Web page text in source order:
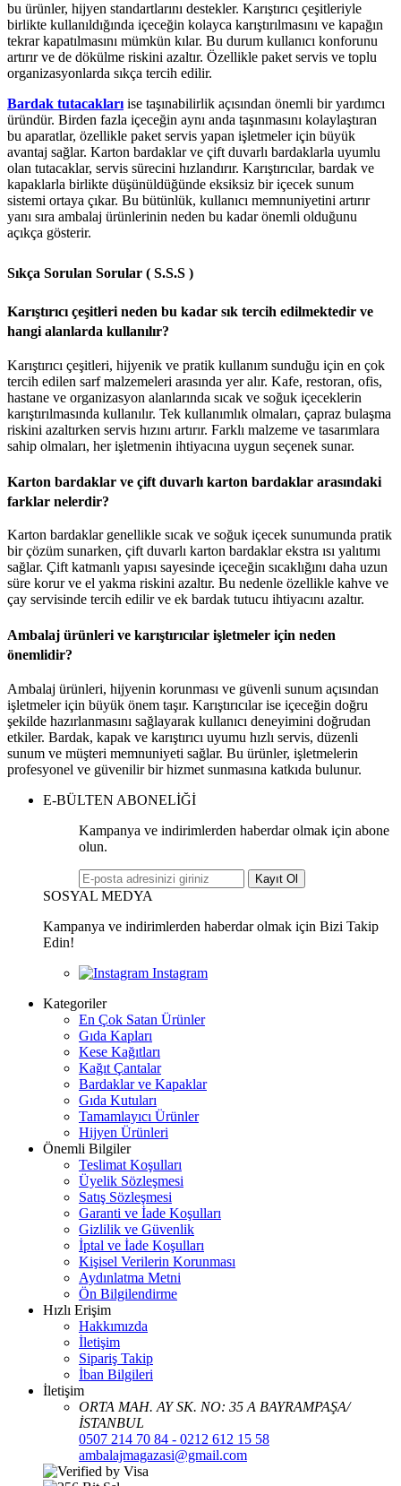
bu ürünler, hijyen standartlarını destekler. Karıştırıcı çeşitleriyle
birlikte kullanıldığında içeceğin kolayca karıştırılmasını ve kapağın
tekrar kapatılmasını mümkün kılar. Bu durum kullanıcı konforunu
artırır ve de dökülme riskini azaltır. Özellikle paket servis ve toplu
organizasyonlarda sıkça tercih edilir.
Bardak tutacaklarıise taşınabilirlik açısından önemli bir yardımcı
üründür. Birden fazla içeceğin aynı anda taşınmasını kolaylaştıran
bu aparatlar, özellikle paket servis yapan işletmeler için büyük
avantaj sağlar. Karton bardaklar ve çift duvarlı bardaklarla uyumlu
olan tutacaklar, servis sürecini hızlandırır. Karıştırıcılar, bardak ve
kapaklarla birlikte düşünüldüğünde eksiksiz bir içecek sunum
sistemi ortaya çıkar. Bu bütünlük, kullanıcı memnuniyetini artırır
yanı sıra ambalaj ürünlerinin neden bu kadar önemli olduğunu
açıkça gösterir.
Sıkça Sorulan Sorular ( S.S.S )
Karıştırıcı çeşitleri neden bu kadar sık tercih edilmektedir ve
hangi alanlarda kullanılır?
Karıştırıcı çeşitleri, hijyenik ve pratik kullanım sunduğu için en çok
tercih edilen sarf malzemeleri arasında yer alır. Kafe, restoran, ofis,
hastane ve organizasyon alanlarında sıcak ve soğuk içeceklerin
karıştırılmasında kullanılır. Tek kullanımlık olmaları, çapraz bulaşma
riskini azaltırken servis hızını artırır. Farklı malzeme ve tasarımlara
sahip olmaları, her işletmenin ihtiyacına uygun seçenek sunar.
Karton bardaklar ve çift duvarlı karton bardaklar arasındaki
farklar nelerdir?
Karton bardaklar genellikle sıcak ve soğuk içecek sunumunda pratik
bir çözüm sunarken, çift duvarlı karton bardaklar ekstra ısı yalıtımı
sağlar. Çift katmanlı yapısı sayesinde içeceğin sıcaklığını daha uzun
süre korur ve el yakma riskini azaltır. Bu nedenle özellikle kahve ve
çay servisinde tercih edilir ve ek bardak tutucu ihtiyacını azaltır.
Ambalaj ürünleri ve karıştırıcılar işletmeler için neden
önemlidir?
Ambalaj ürünleri, hijyenin korunması ve güvenli sunum açısından
işletmeler için büyük önem taşır. Karıştırıcılar ise içeceğin doğru
şekilde hazırlanmasını sağlayarak kullanıcı deneyimini doğrudan
etkiler. Bardak, kapak ve karıştırıcı uyumu hızlı servis, düzenli
sunum ve müşteri memnuniyeti sağlar. Bu ürünler, işletmelerin
profesyonel ve güvenilir bir hizmet sunmasına katkıda bulunur.
E-BÜLTEN ABONELİĞİ
Kampanya ve indirimlerden haberdar olmak için abone
olun.
Kayıt Ol
SOSYAL MEDYA
Kampanya ve indirimlerden haberdar olmak için Bizi Takip
Edin!
Kategoriler
En Çok Satan Ürünler
Gıda Kapları
Kese Kağıtları
Kağıt Çantalar
Bardaklar ve Kapaklar
Gıda Kutuları
Tamamlayıcı Ürünler
Hijyen Ürünleri
Önemli Bilgiler
Teslimat Koşulları
Üyelik Sözleşmesi
Satış Sözleşmesi
Garanti ve İade Koşulları
Gizlilik ve Güvenlik
İptal ve İade Koşulları
Kişisel Verilerin Korunması
Aydınlatma Metni
Ön Bilgilendirme
Hızlı Erişim
Hakkımızda
İletişim
Sipariş Takip
İban Bilgileri
İletişim
ORTA MAH. AY SK. NO: 35 A BAYRAMPAŞA/
İSTANBUL
0507 214 70 84 - 0212 612 15 58
ambalajmagazasi@gmail.com